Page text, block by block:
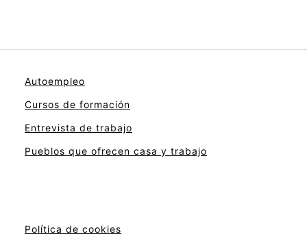
Autoempleo
Cursos de formación
Entrevista de trabajo
Pueblos que ofrecen casa y trabajo
Política de cookies